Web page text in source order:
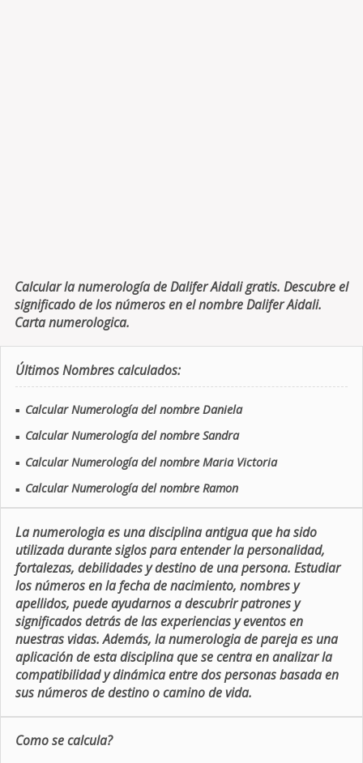
Calcular la numerología de Dalifer Aidali gratis. Descubre el
significado de los números en el nombre Dalifer Aidali.
Carta numerologica.
Últimos Nombres calculados:
■ Calcular Numerología del nombre Daniela
■ Calcular Numerología del nombre Sandra
■ Calcular Numerología del nombre Maria Victoria
■ Calcular Numerología del nombre Ramon
La numerologia es una disciplina antigua que ha sido
utilizada durante siglos para entender la personalidad,
fortalezas, debilidades y destino de una persona. Estudiar
los números en la fecha de nacimiento, nombres y
apellidos, puede ayudarnos a descubrir patrones y
significados detrás de las experiencias y eventos en
nuestras vidas. Además, la numerologia de pareja es una
aplicación de esta disciplina que se centra en analizar la
compatibilidad y dinámica entre dos personas basada en
sus números de destino o camino de vida.
Como se calcula?